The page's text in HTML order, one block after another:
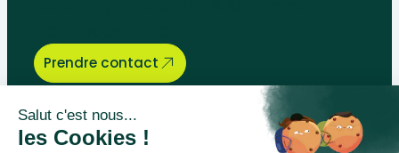
Prendre contact
Bégénat
Niveau d’enseignement